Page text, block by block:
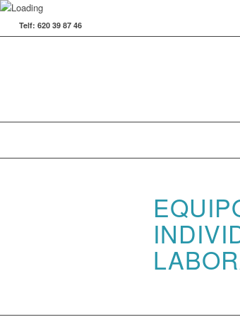
Telf: 620 39 87 46